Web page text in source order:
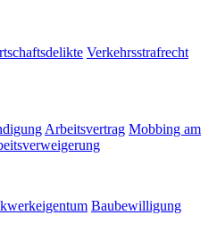
Verkehrsstrafrecht
Arbeitsvertrag Mobbing am
Baubewilligung